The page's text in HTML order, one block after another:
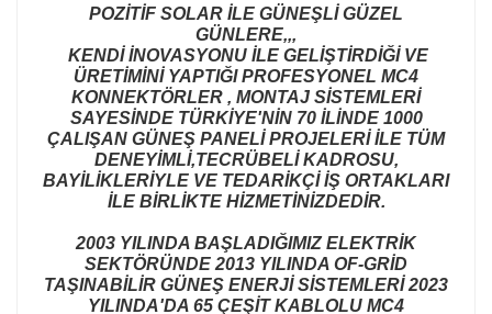
POZİTİF SOLAR İLE GÜNEŞLİ GÜZEL
GÜNLERE,,,
KENDİ İNOVASYONU İLE GELİŞTİRDİĞİ VE
ÜRETİMİNİ YAPTIĞI PROFESYONEL MC4
KONNEKTÖRLER , MONTAJ SİSTEMLERİ
SAYESİNDE TÜRKİYE'NİN 70 İLİNDE 1000
ÇALIŞAN GÜNEŞ PANELİ PROJELERİ İLE TÜM
DENEYİMLİ,TECRÜBELİ KADROSU,
BAYİLİKLERİYLE VE TEDARİKÇİ İŞ ORTAKLARI
İLE BİRLİKTE HİZMETİNİZDEDİR.
2003 YILINDA BAŞLADIĞIMIZ ELEKTRİK
SEKTÖRÜNDE 2013 YILINDA OF-GRİD
TAŞINABİLİR GÜNEŞ ENERJİ SİSTEMLERİ 2023
YILINDA'DA 65 ÇEŞİT KABLOLU MC4